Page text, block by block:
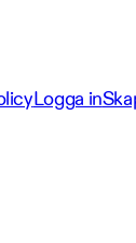
Logga in